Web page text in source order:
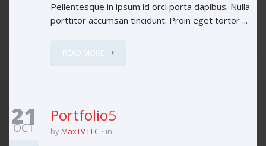
Pellentesque in ipsum id orci porta dapibus. Nulla
porttitor accumsan tincidunt. Proin eget tortor ...
READ MORE
21
OCT
Portfolio5
byMaxTV LLC in